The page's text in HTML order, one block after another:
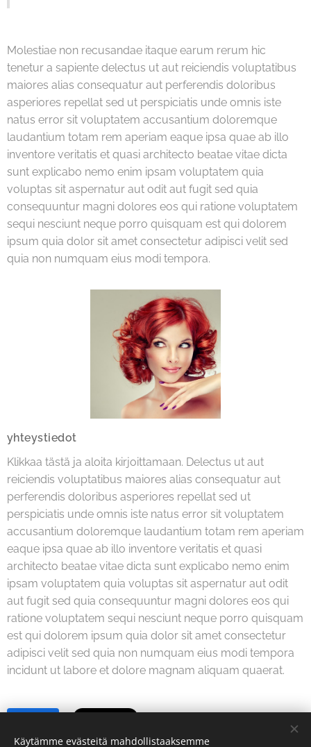
Molestiae non recusandae itaque earum rerum hic
tenetur a sapiente delectus ut aut reiciendis voluptatibus
maiores alias consequatur aut perferendis doloribus
asperiores repellat sed ut perspiciatis unde omnis iste
natus error sit voluptatem accusantium doloremque
laudantium totam rem aperiam eaque ipsa quae ab illo
inventore veritatis et quasi architecto beatae vitae dicta
sunt explicabo nemo enim ipsam voluptatem quia
voluptas sit aspernatur aut odit aut fugit sed quia
consequuntur magni dolores eos qui ratione voluptatem
sequi nesciunt neque porro quisquam est qui dolorem
ipsum quia dolor sit amet consectetur adipisci velit sed
quia non numquam eius modi tempora.
yhteystiedot
Klikkaa tästä ja aloita kirjoittamaan. Delectus ut aut
reiciendis voluptatibus maiores alias consequatur aut
perferendis doloribus asperiores repellat sed ut
perspiciatis unde omnis iste natus error sit voluptatem
accusantium doloremque laudantium totam rem aperiam
eaque ipsa quae ab illo inventore veritatis et quasi
architecto beatae vitae dicta sunt explicabo nemo enim
ipsam voluptatem quia voluptas sit aspernatur aut odit
aut fugit sed quia consequuntur magni dolores eos qui
ratione voluptatem sequi nesciunt neque porro quisquam
est qui dolorem ipsum quia dolor sit amet consectetur
adipisci velit sed quia non numquam eius modi tempora
incidunt ut labore et dolore magnam aliquam quaerat.
Käytämme evästeitä mahdollistaaksemme